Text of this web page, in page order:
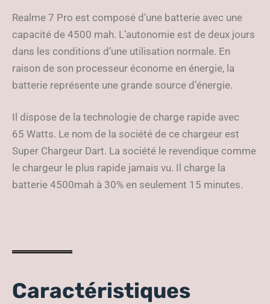
Realme 7 Pro est composé d’une batterie avec une
capacité de 4500 mah. L’autonomie est de deux jours
dans les conditions d’une utilisation normale. En
raison de son processeur économe en énergie, la
batterie représente une grande source d’énergie.
Il dispose de la technologie de charge rapide avec
65 Watts. Le nom de la société de ce chargeur est
Super Chargeur Dart. La société le revendique comme
le chargeur le plus rapide jamais vu. Il charge la
batterie 4500mah à 30% en seulement 15 minutes.
Caractéristiques